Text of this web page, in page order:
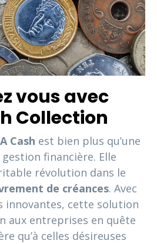
vous avec
Collection
Cash est bien plus qu’une
financière. Elle
révolution dans le
de créances. Avec
innovantes, cette solution
aux entreprises en quête
qu’à celles désireuses